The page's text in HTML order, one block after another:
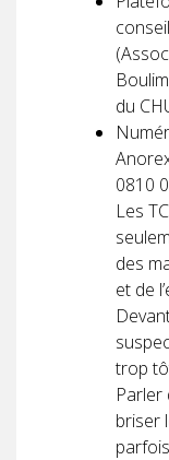
du
0810
Les
des
et de
trop
Parler
briser